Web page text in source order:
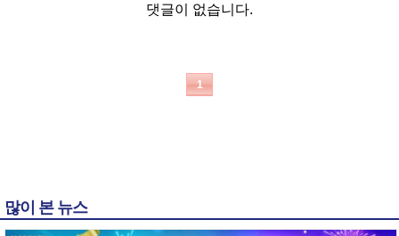
댓글이 없습니다.
1
많이 본 뉴스